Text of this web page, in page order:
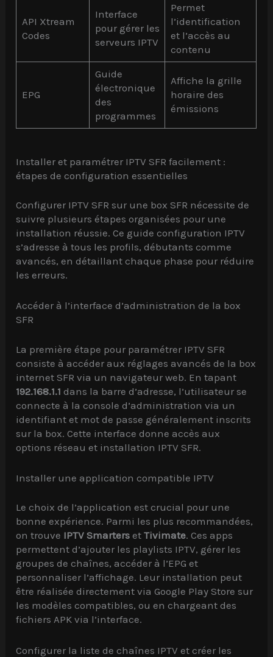
API Xtream
Codes
Interface
pour gérer les
serveurs IPTV
Permet
l’identification
et l’accès au
contenu
EPG
Guide
électronique
des
programmes
Affiche la grille
horaire des
émissions
Installer et paramétrer IPTV SFR facilement :
étapes de configuration essentielles
Configurer IPTV SFR sur une box SFR nécessite de
suivre plusieurs étapes organisées pour une
installation réussie. Ce guide configuration IPTV
s’adresse à tous les profils, débutants comme
avancés, en détaillant chaque phase pour réduire
les erreurs.
Accéder à l’interface d’administration de la box
SFR
La première étape pour paramétrer IPTV SFR
consiste à accéder aux réglages avancés de la box
internet SFR via un navigateur web. En tapant
192.168.1.1 dans la barre d’adresse, l’utilisateur se
connecte à la console d’administration via un
identifiant et mot de passe généralement inscrits
sur la box. Cette interface donne accès aux
options réseau et installation IPTV SFR.
Installer une application compatible IPTV
Le choix de l’application est crucial pour une
bonne expérience. Parmi les plus recommandées,
on trouve IPTV Smarters etTivimate. Ces apps
permettent d’ajouter les playlists IPTV, gérer les
groupes de chaînes, accéder à l’EPG et
personnaliser l’affichage. Leur installation peut
être réalisée directement via Google Play Store sur
les modèles compatibles, ou en chargeant des
fichiers APK via l’interface.
Configurer la liste de chaînes IPTV et créer les